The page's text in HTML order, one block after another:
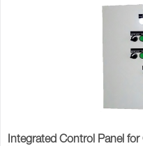
Integrated Control Panel